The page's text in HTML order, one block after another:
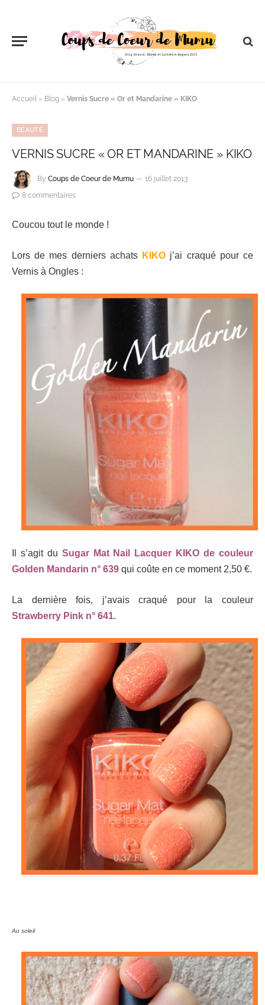
Accueil » Blog » Vernis Sucre « Or et Mandarine » KIKO
BEAUTÉ
VERNIS SUCRE « OR ET MANDARINE » KIKO
By Coups de Coeur de Mumu
16 juillet 2013
8 commentaires
Coucou tout le monde !
Lors de mes derniers achats KIKO j’ai craqué pour ce
Vernis à Ongles :
Il s’agit du Sugar Mat Nail Lacquer KIKO de couleur
Golden Mandarin n° 639 qui coûte en ce moment 2,50 €.
La dernière fois, j’avais craqué pour la couleur
Strawberry Pink n° 641.
Au soleil